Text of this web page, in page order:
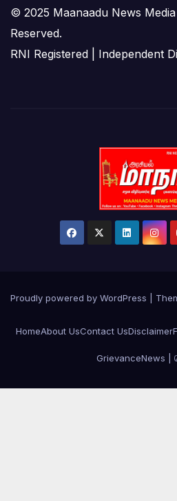
© 2025 Maanaadu News
Reserved.
RNI Registered | Independent
Proudly powered by WordPress
HomeAbout UsContact UsDisclaimer
GrievanceNews |